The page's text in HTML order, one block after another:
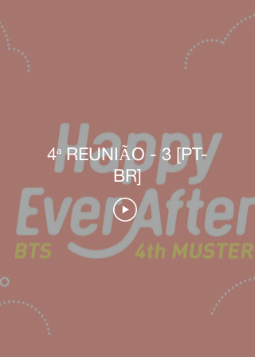
4ª REUNIÃO - 3 [PT-
BR]